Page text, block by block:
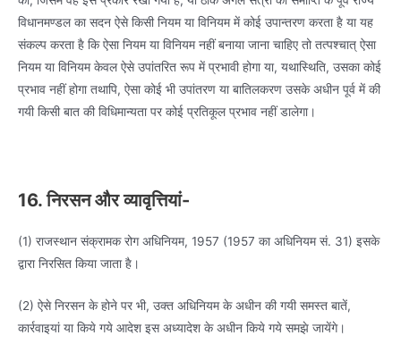
विधानमण्डल का सदन ऐसे किसी नियम या विनियम में कोई उपान्तरण करता है या यह
संकल्प करता है कि ऐसा नियम या विनियम नहीं बनाया जाना चाहिए तो तत्पश्चात् ऐसा
नियम या विनियम केवल ऐसे उपांतरित रूप में प्रभावी होगा या, यथास्थिति, उसका कोई
प्रभाव नहीं होगा तथापि, ऐसा कोई भी उपांतरण या बातिलकरण उसके अधीन पूर्व में की
गयी किसी बात की विधिमान्यता पर कोई प्रतिकूल प्रभाव नहीं डालेगा।
16. निरसन और व्यावृत्तियां-
(1) राजस्थान संक्रामक रोग अधिनियम, 1957 (1957 का अधिनियम सं. 31) इसके
द्वारा निरसित किया जाता है।
(2) ऐसे निरसन के होने पर भी, उक्त अधिनियम के अधीन की गयी समस्त बातें,
कार्रवाइयां या किये गये आदेश इस अध्यादेश के अधीन किये गये समझे जायेंगे।